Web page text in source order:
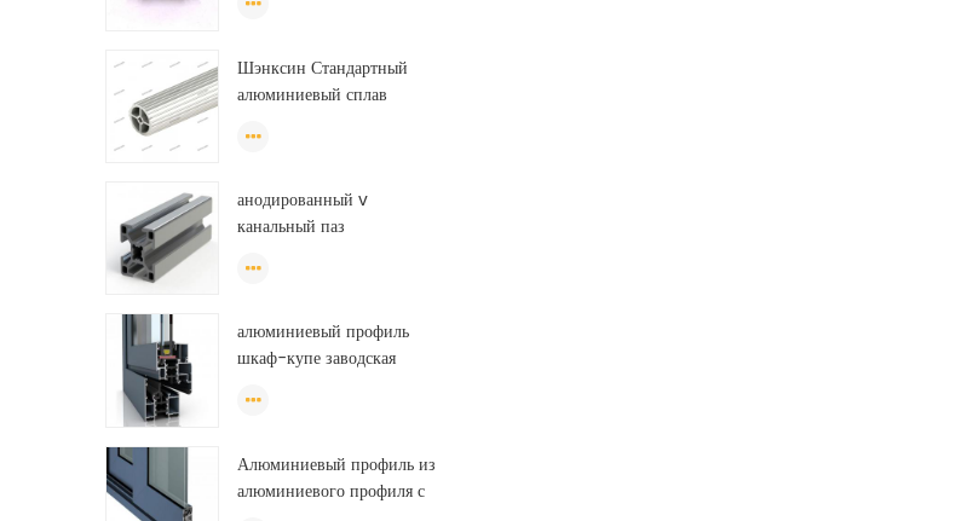
теплицы из Эфиопии
Шэнксин Стандартный
алюминиевый сплав
алюминиевые круглые
анодированный v
канальный паз
промышленный
тонну алюминиевого
профиля
алюминиевый профиль
шкаф-купе заводская
профиль для гардероба,
профиль
Алюминиевый профиль из
алюминиевого профиля с